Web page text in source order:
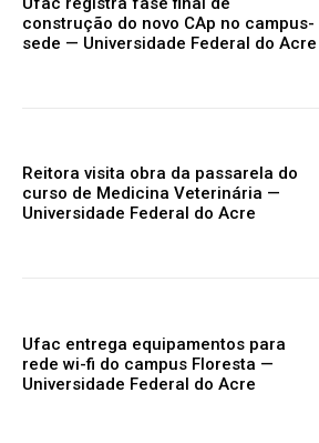
construção do novo CAp no campus-
sede — Universidade Federal do Acre
Reitora visita obra da passarela do
curso de Medicina Veterinária —
Universidade Federal do Acre
Ufac entrega equipamentos para
rede wi-fi do campus Floresta —
Universidade Federal do Acre